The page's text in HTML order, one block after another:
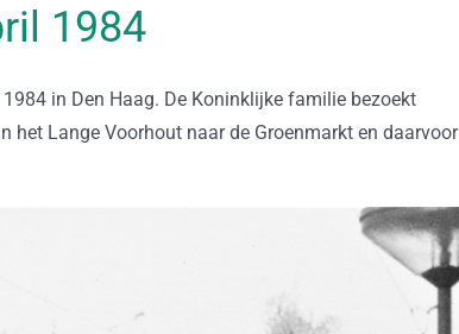
1984
in Den Haag. De Koninklijke familie bezoekt
het Lange Voorhout naar de Groenmarkt en daarvoor